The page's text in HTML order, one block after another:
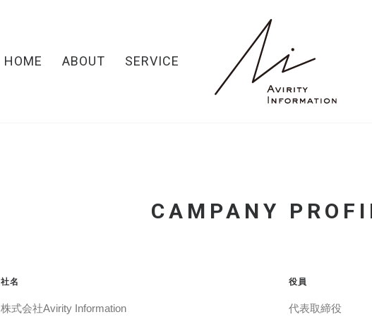
HOME ABOUT SERVICE
CAMPANY
社名
株式会社Avirity Information
役員
代表取締役